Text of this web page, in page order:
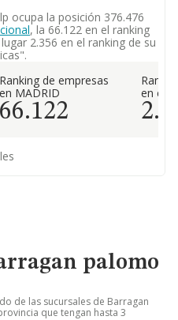
ocupa la posición 376.476
, la 66.122 en el ranking
2.356 en el ranking de su
Ranking de empresas
en MADRID
66.122
en el
palomo
de las sucursales de Barragan
que tengan hasta 3